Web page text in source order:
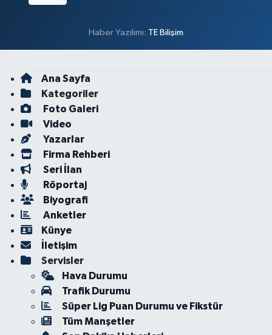
Haber Yazılımı: TE Bilişim
Ana Sayfa
Kategoriler
Foto Galeri
Video
Yazarlar
Firma Rehberi
Seri İlan
Röportaj
Biyografi
Anketler
Künye
İletişim
Servisler
Hava Durumu
Trafik Durumu
Süper Lig Puan Durumu ve Fikstür
Tüm Manşetler